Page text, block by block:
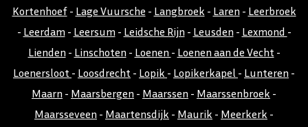
Kortenhoef- Lage Vuursche - Langbroek - Laren - Leerbroek
- Leerdam - Leersum - Leidsche Rijn - Leusden - Lexmond -
Lienden - Linschoten - Loenen - Loenen aan de Vecht-
Loenersloot - Loosdrecht - Lopik - Lopikerkapel - Lunteren -
Maarn - Maarsbergen - Maarssen - Maarssenbroek -
Maarsseveen - Maartensdijk - Maurik - Meerkerk -